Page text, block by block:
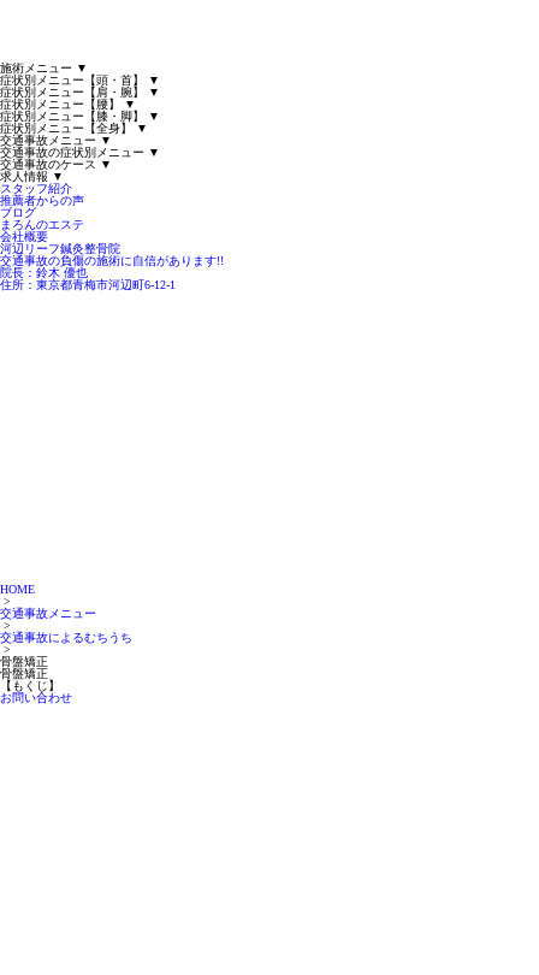
施術メニュー ▼
症状別メニュー【頭・首】
▼
症状別メニュー【肩・腕】
▼
症状別メニュー【腰】
▼
症状別メニュー【膝・脚】
▼
症状別メニュー【全身】
▼
交通事故メニュー ▼
交通事故の症状別メニュー ▼
交通事故のケース
▼
求人情報 ▼
スタッフ紹介
推薦者からの声
ブログ
まろんのエステ
会社概要
河辺リーフ鍼灸整骨院
交通事故の負傷の施術に自信があります!!
院長：鈴木 優也
住所：東京都青梅市河辺町6-12-1
HOME
>
交通事故メニュー
>
交通事故によるむちうち
>
骨盤矯正
骨盤矯正
【もくじ】
お問い合わせ